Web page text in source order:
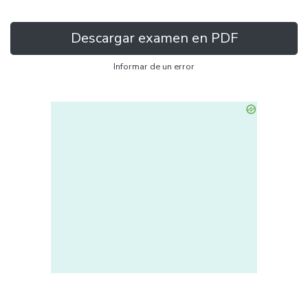
Descargar examen en PDF
Informar de un error